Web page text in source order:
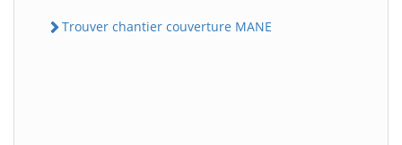
Trouver chantier couverture MANE